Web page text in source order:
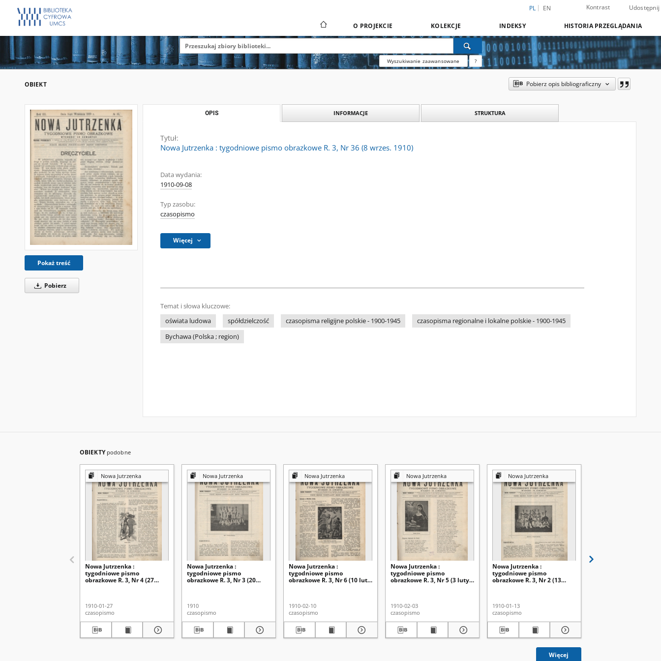
PL EN Kontrast Udostępnij
O PROJEKCIE KOLEKCJE INDEKSY HISTORIA PRZEGLĄDANIA
Wyszukiwanie zaawansowane ?
OBIEKT Pobierz opis bibliograficzny
Pokaż treść
Pobierz
OPIS INFORMACJE STRUKTURA
Tytuł:
Nowa Jutrzenka : tygodniowe pismo obrazkowe R. 3, Nr 36 (8 wrzes. 1910)
Data wydania:
1910-09-08
Typ zasobu:
czasopismo
Więcej
Temat i słowa kluczowe:
oświata ludowa
spółdzielczość czasopisma religijne polskie - 1900-1945
czasopisma regionalne i lokalne polskie - 1900-1945
Bychawa (Polska ; region)
OBIEKTY podobne
Nowa Jutrzenka
Nowa Jutrzenka :
tygodniowe pismo
obrazkowe R. 3, Nr 4 (27
1910-01-27
czasopismo
Nowa Jutrzenka
Nowa Jutrzenka :
tygodniowe pismo
obrazkowe R. 3, Nr 3 (20
1910
czasopismo
Nowa Jutrzenka
Nowa Jutrzenka :
tygodniowe pismo
obrazkowe R. 3, Nr 6 (10 luty
1910-02-10
czasopismo
Nowa Jutrzenka
Nowa Jutrzenka :
tygodniowe pismo
obrazkowe R. 3, Nr 5 (3 luty
1910-02-03
czasopismo
Nowa Jutrzenka
Nowa Jutrzenka :
tygodniowe pismo
obrazkowe R. 3, Nr 2 (13
1910-01-13
czasopismo
Więcej